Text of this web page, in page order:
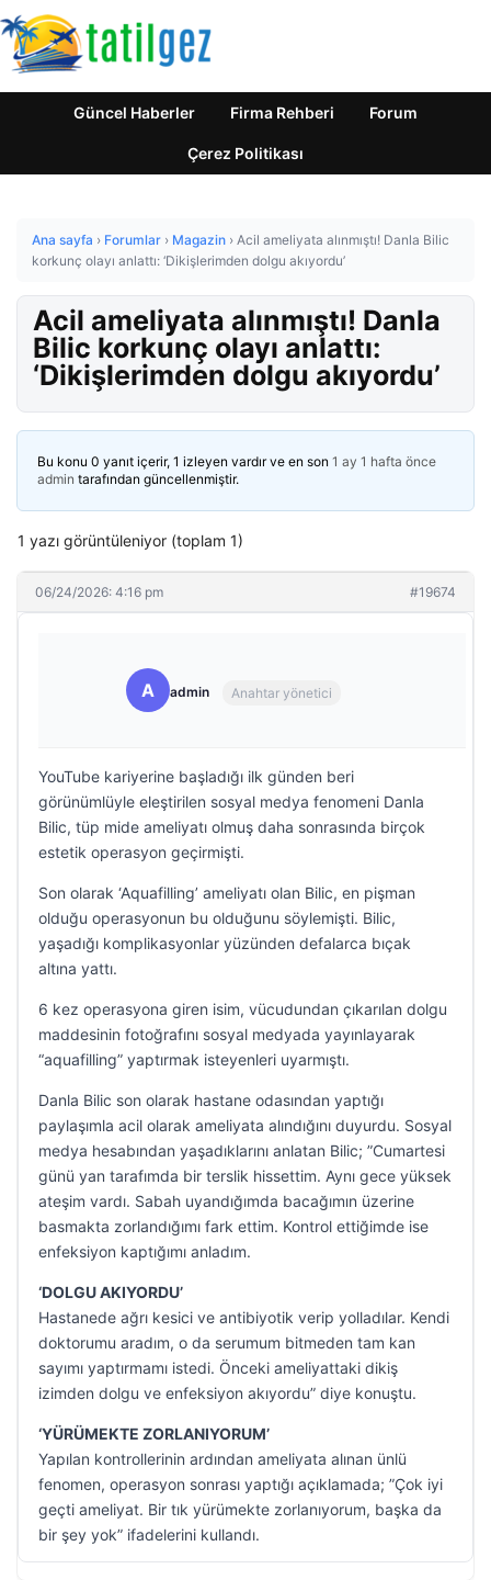
Güncel Haberler Firma Rehberi Forum
Çerez Politikası
Ana sayfa › Forumlar › Magazin › Acil ameliyata alınmıştı! Danla Bilic
korkunç olayı anlattı: ‘Dikişlerimden dolgu akıyordu’
Acil ameliyata alınmıştı! Danla
Bilic korkunç olayı anlattı:
‘Dikişlerimden dolgu akıyordu’
Bu konu 0 yanıt içerir, 1 izleyen vardır ve en son 1 ay 1 hafta önce
admin tarafından güncellenmiştir.
1 yazı görüntüleniyor (toplam 1)
06/24/2026: 4:16 pm #19674
A admin Anahtar yönetici
YouTube kariyerine başladığı ilk günden beri
görünümlüyle eleştirilen sosyal medya fenomeni Danla
Bilic, tüp mide ameliyatı olmuş daha sonrasında birçok
estetik operasyon geçirmişti.
Son olarak ‘Aquafilling’ ameliyatı olan Bilic, en pişman
olduğu operasyonun bu olduğunu söylemişti. Bilic,
yaşadığı komplikasyonlar yüzünden defalarca bıçak
altına yattı.
6 kez operasyona giren isim, vücudundan çıkarılan dolgu
maddesinin fotoğrafını sosyal medyada yayınlayarak
“aquafilling” yaptırmak isteyenleri uyarmıştı.
Danla Bilic son olarak hastane odasından yaptığı
paylaşımla acil olarak ameliyata alındığını duyurdu. Sosyal
medya hesabından yaşadıklarını anlatan Bilic; ”Cumartesi
günü yan tarafımda bir terslik hissettim. Aynı gece yüksek
ateşim vardı. Sabah uyandığımda bacağımın üzerine
basmakta zorlandığımı fark ettim. Kontrol ettiğimde ise
enfeksiyon kaptığımı anladım.
‘DOLGU AKIYORDU’
Hastanede ağrı kesici ve antibiyotik verip yolladılar. Kendi
doktorumu aradım, o da serumum bitmeden tam kan
sayımı yaptırmamı istedi. Önceki ameliyattaki dikiş
izimden dolgu ve enfeksiyon akıyordu” diye konuştu.
‘YÜRÜMEKTE ZORLANIYORUM’
Yapılan kontrollerinin ardından ameliyata alınan ünlü
fenomen, operasyon sonrası yaptığı açıklamada; ”Çok iyi
geçti ameliyat. Bir tık yürümekte zorlanıyorum, başka da
bir şey yok” ifadelerini kullandı.